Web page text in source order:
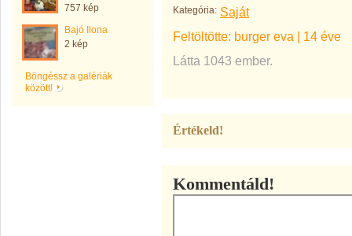
757 kép
Bajó Ilona
2 kép
Böngéssz a galériák
között!
Kategória: Saját
Feltöltötte: burger eva | 14 éve
Látta 1043 ember.
Értékeld!
Kommentáld!